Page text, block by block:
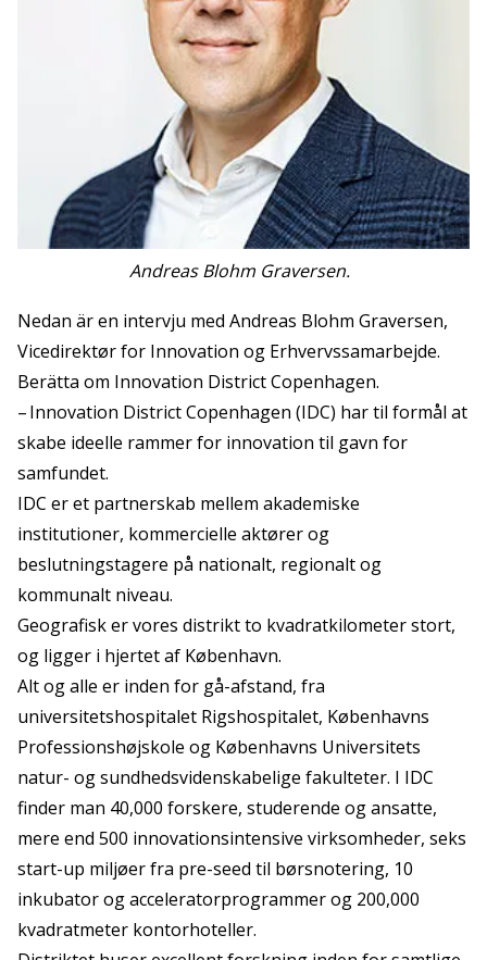
Andreas Blohm Graversen.
Nedan är en intervju med Andreas Blohm Graversen,
Vicedirektør for Innovation og Erhvervssamarbejde.
Berätta om Innovation District Copenhagen.
– Innovation District Copenhagen (IDC) har til formål at
skabe ideelle rammer for innovation til gavn for
samfundet.
IDC er et partnerskab mellem akademiske
institutioner, kommercielle aktører og
beslutningstagere på nationalt, regionalt og
kommunalt niveau.
Geografisk er vores distrikt to kvadratkilometer stort,
og ligger i hjertet af København.
Alt og alle er inden for gå-afstand, fra
universitetshospitalet Rigshospitalet, Københavns
Professionshøjskole og Københavns Universitets
natur- og sundhedsvidenskabelige fakulteter. I IDC
finder man 40,000 forskere, studerende og ansatte,
mere end 500 innovationsintensive virksomheder, seks
start-up miljøer fra pre-seed til børsnotering, 10
inkubator og acceleratorprogrammer og 200,000
kvadratmeter kontorhoteller.